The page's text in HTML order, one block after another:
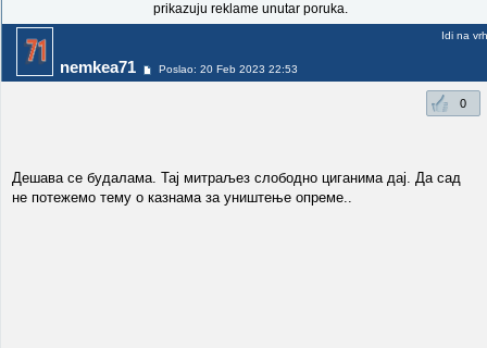
prikazuju reklame unutar poruka.
nemkea71 Poslao: 20 Feb 2023 22:53
Idi na vrh
0
Дешава се будалама. Тај митраљез слободно циганима дај. Да сад
не потежемо тему о казнама за уништење опреме..